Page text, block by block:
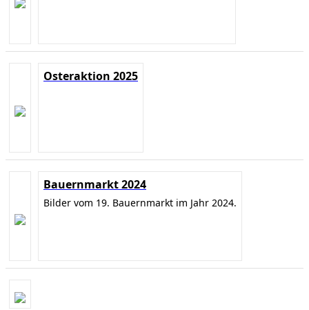
Osteraktion 2025
Bauernmarkt 2024
Bilder vom 19. Bauernmarkt im Jahr 2024.